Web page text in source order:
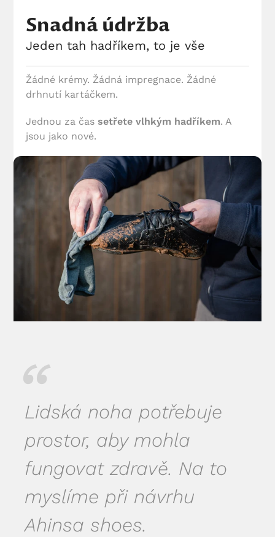
Snadná údržba
Jeden tah hadříkem, to je vše
Žádné krémy. Žádná impregnace. Žádné
drhnutí kartáčkem.
Jednou za čassetřete vlhkým hadříkem. A
jsou jako nové.
Lidská noha potřebuje
prostor, aby mohla
fungovat zdravě. Na to
myslíme při návrhu
Ahinsa shoes.